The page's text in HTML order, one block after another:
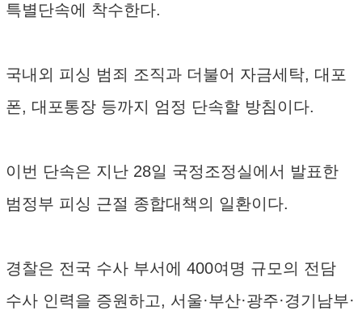
특별단속에 착수한다.
국내외 피싱 범죄 조직과 더불어 자금세탁, 대포
폰, 대포통장 등까지 엄정 단속할 방침이다.
이번 단속은 지난 28일 국정조정실에서 발표한
범정부 피싱 근절 종합대책의 일환이다.
경찰은 전국 수사 부서에 400여명 규모의 전담
수사 인력을 증원하고, 서울·부산·광주·경기남부·